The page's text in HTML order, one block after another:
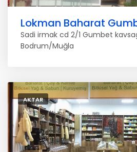
Lokman Baharat
Sadi irmak cd 2/1 Gumbet
Bodrum/Muğla
AKTAR